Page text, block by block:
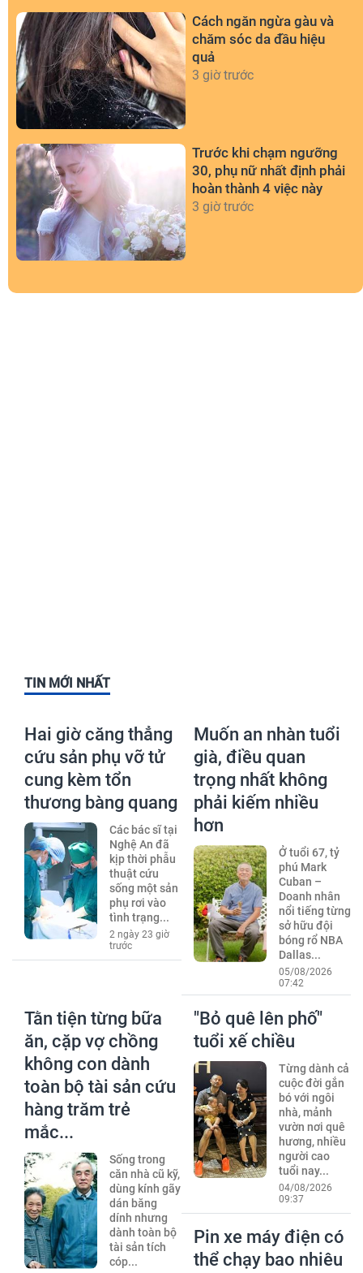
Cách ngăn ngừa gàu và
chăm sóc da đầu hiệu
quả
3 giờ trước
Trước khi chạm ngưỡng
30, phụ nữ nhất định phải
hoàn thành 4 việc này
3 giờ trước
TIN MỚI NHẤT
Hai giờ căng thẳng
cứu sản phụ vỡ tử
cung kèm tổn
thương bàng quang
Các bác sĩ tại
Nghệ An đã
kịp thời phẫu
thuật cứu
sống một sản
phụ rơi vào
tình trạng...
2 ngày 23 giờ
trước
Muốn an nhàn tuổi
già, điều quan
trọng nhất không
phải kiếm nhiều
hơn
Ở tuổi 67, tỷ
phú Mark
Cuban –
Doanh nhân
nổi tiếng từng
sở hữu đội
bóng rổ NBA
Dallas...
05/08/2026
07:42
Tằn tiện từng bữa
ăn, cặp vợ chồng
không con dành
toàn bộ tài sản cứu
hàng trăm trẻ
mắc...
Sống trong
căn nhà cũ kỹ,
dùng kính gãy
dán băng
dính nhưng
dành toàn bộ
tài sản tích
cóp...
"Bỏ quê lên phố"
tuổi xế chiều
Từng dành cả
cuộc đời gắn
bó với ngôi
nhà, mảnh
vườn nơi quê
hương, nhiều
người cao
tuổi nay...
04/08/2026
09:37
Pin xe máy điện có
thể chạy bao nhiêu